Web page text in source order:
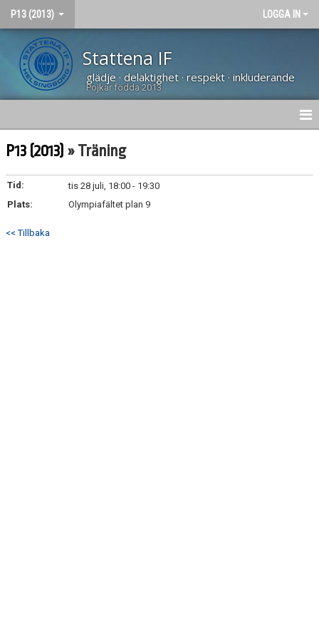
P13 (2013) LOGGA IN
Stattena IF
glädje · delaktighet · respekt · inkluderande
Pojkar födda 2013
HEM
NYHETER
DOKUMENT
BILDGALLERI
P13 (2013) » Träning
Tid:
tis 28 juli, 18:00 - 19:30
Plats:
Olympiafältet plan 9
<< Tillbaka